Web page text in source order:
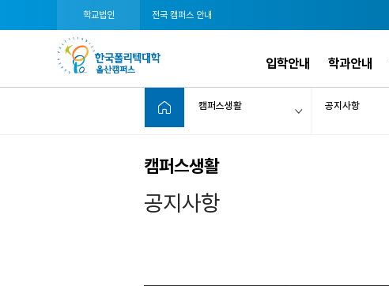
학교법인 전국 캠퍼스 안내
입학안내 학과안내
캠퍼스생활 공지사항
캠퍼스생활
공지사항